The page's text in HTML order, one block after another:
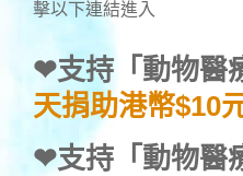
擊以下連結進入
❤支持「動物醫
天捐助港幣$10
❤支持「動物醫